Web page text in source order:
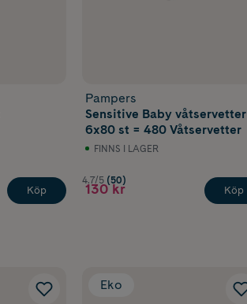
Köp
Pampers
Sensitive Baby våtservetter
6x80 st = 480 Våtservetter
FINNS I LAGER
4.7/5 (50)
130 kr Köp
Eko